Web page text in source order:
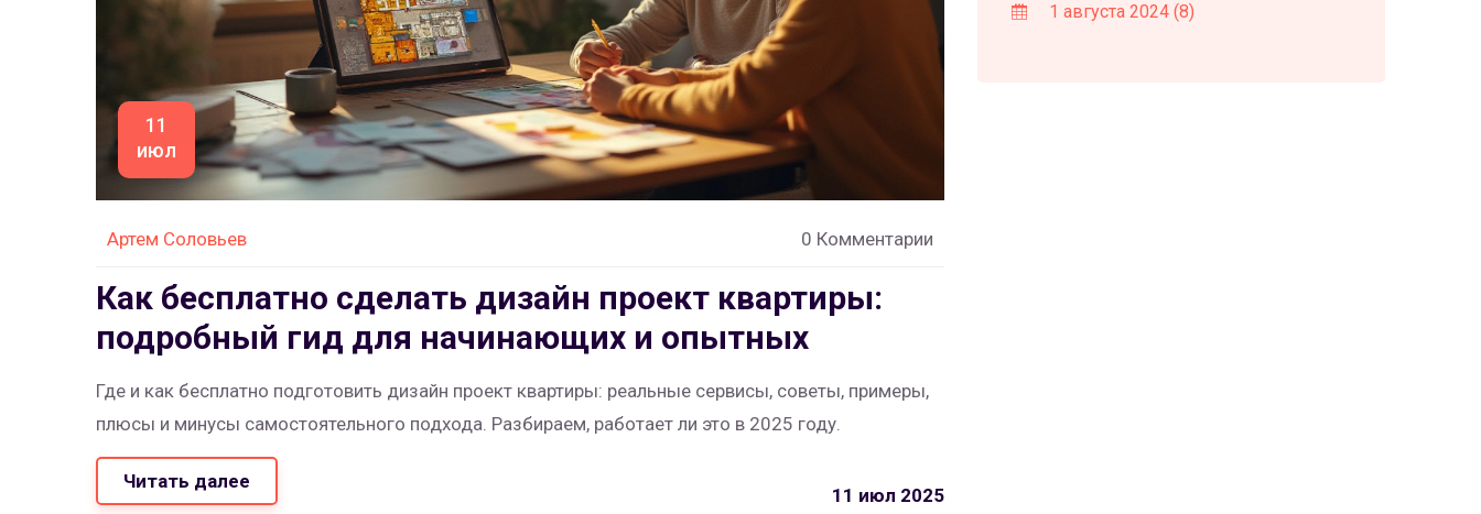
11
июл
Артем Соловьев 0 Комментарии
Как бесплатно сделать дизайн проект квартиры:
подробный гид для начинающих и опытных
Где и как бесплатно подготовить дизайн проект квартиры: реальные сервисы, советы, примеры,
плюсы и минусы самостоятельного подхода. Разбираем, работает ли это в 2025 году.
Читать далее
11 июл 2025
1 августа 2024 (8)